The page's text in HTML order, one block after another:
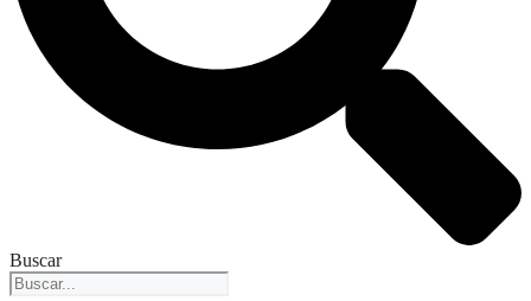
Buscar